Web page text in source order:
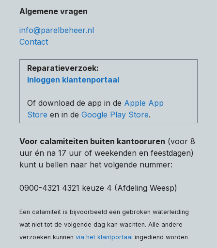
Algemene vragen
info@parelbeheer.nl
Contact
Reparatieverzoek:
Inloggen klantenportaal
Of download de app in de Apple App
Store en in de Google Play Store.
Voor calamiteiten buiten kantooruren (voor 8
uur én na 17 uur of weekenden en feestdagen)
kunt u bellen naar het volgende nummer:
0900-4321 4321 keuze 4 (Afdeling Weesp)
Een calamiteit is bijvoorbeeld een gebroken waterleiding
wat niet tot de volgende dag kan wachten. Alle andere
verzoeken kunnen via het klantportaal ingediend worden